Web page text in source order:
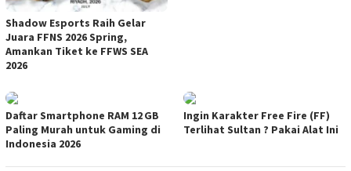
Shadow Esports Raih Gelar
Juara FFNS 2026 Spring,
Amankan Tiket ke FFWS SEA
2026
Daftar Smartphone RAM 12 GB
Paling Murah untuk Gaming di
Indonesia 2026
Ingin Karakter Free Fire (FF)
Terlihat Sultan ? Pakai Alat Ini